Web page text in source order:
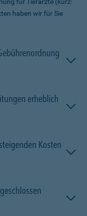
haben wir für Sie
erheblich
Kosten